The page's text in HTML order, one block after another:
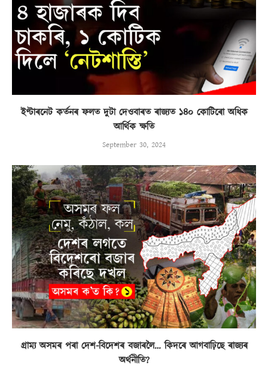
ইণ্টাৰনেট কৰ্তনৰ ফলত দুটা দেওবাৰত ৰাজ্যত ১৪০ কোটিৰো অধিক
আৰ্থিক ক্ষতি
September 30, 2024
গ্ৰাম্য অসমৰ পৰা দেশ-বিদেশৰ বজাৰলৈ… কিদৰে আগবাঢ়িছে ৰাজ্যৰ
অৰ্থনীতি?